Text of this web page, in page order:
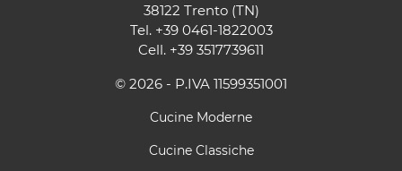
38122 Trento (TN)
Tel. +39 0461-1822003
Cell. +39 3517739611
© 2026 - P.IVA 11599351001
Cucine Moderne
Cucine Classiche